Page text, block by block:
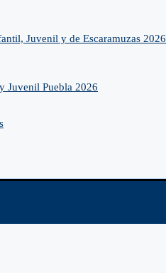
Juvenil y de Escaramuzas 2026
Juvenil Puebla 2026